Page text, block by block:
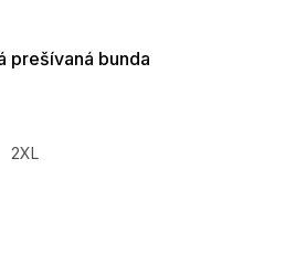
prešívaná bunda
2XL